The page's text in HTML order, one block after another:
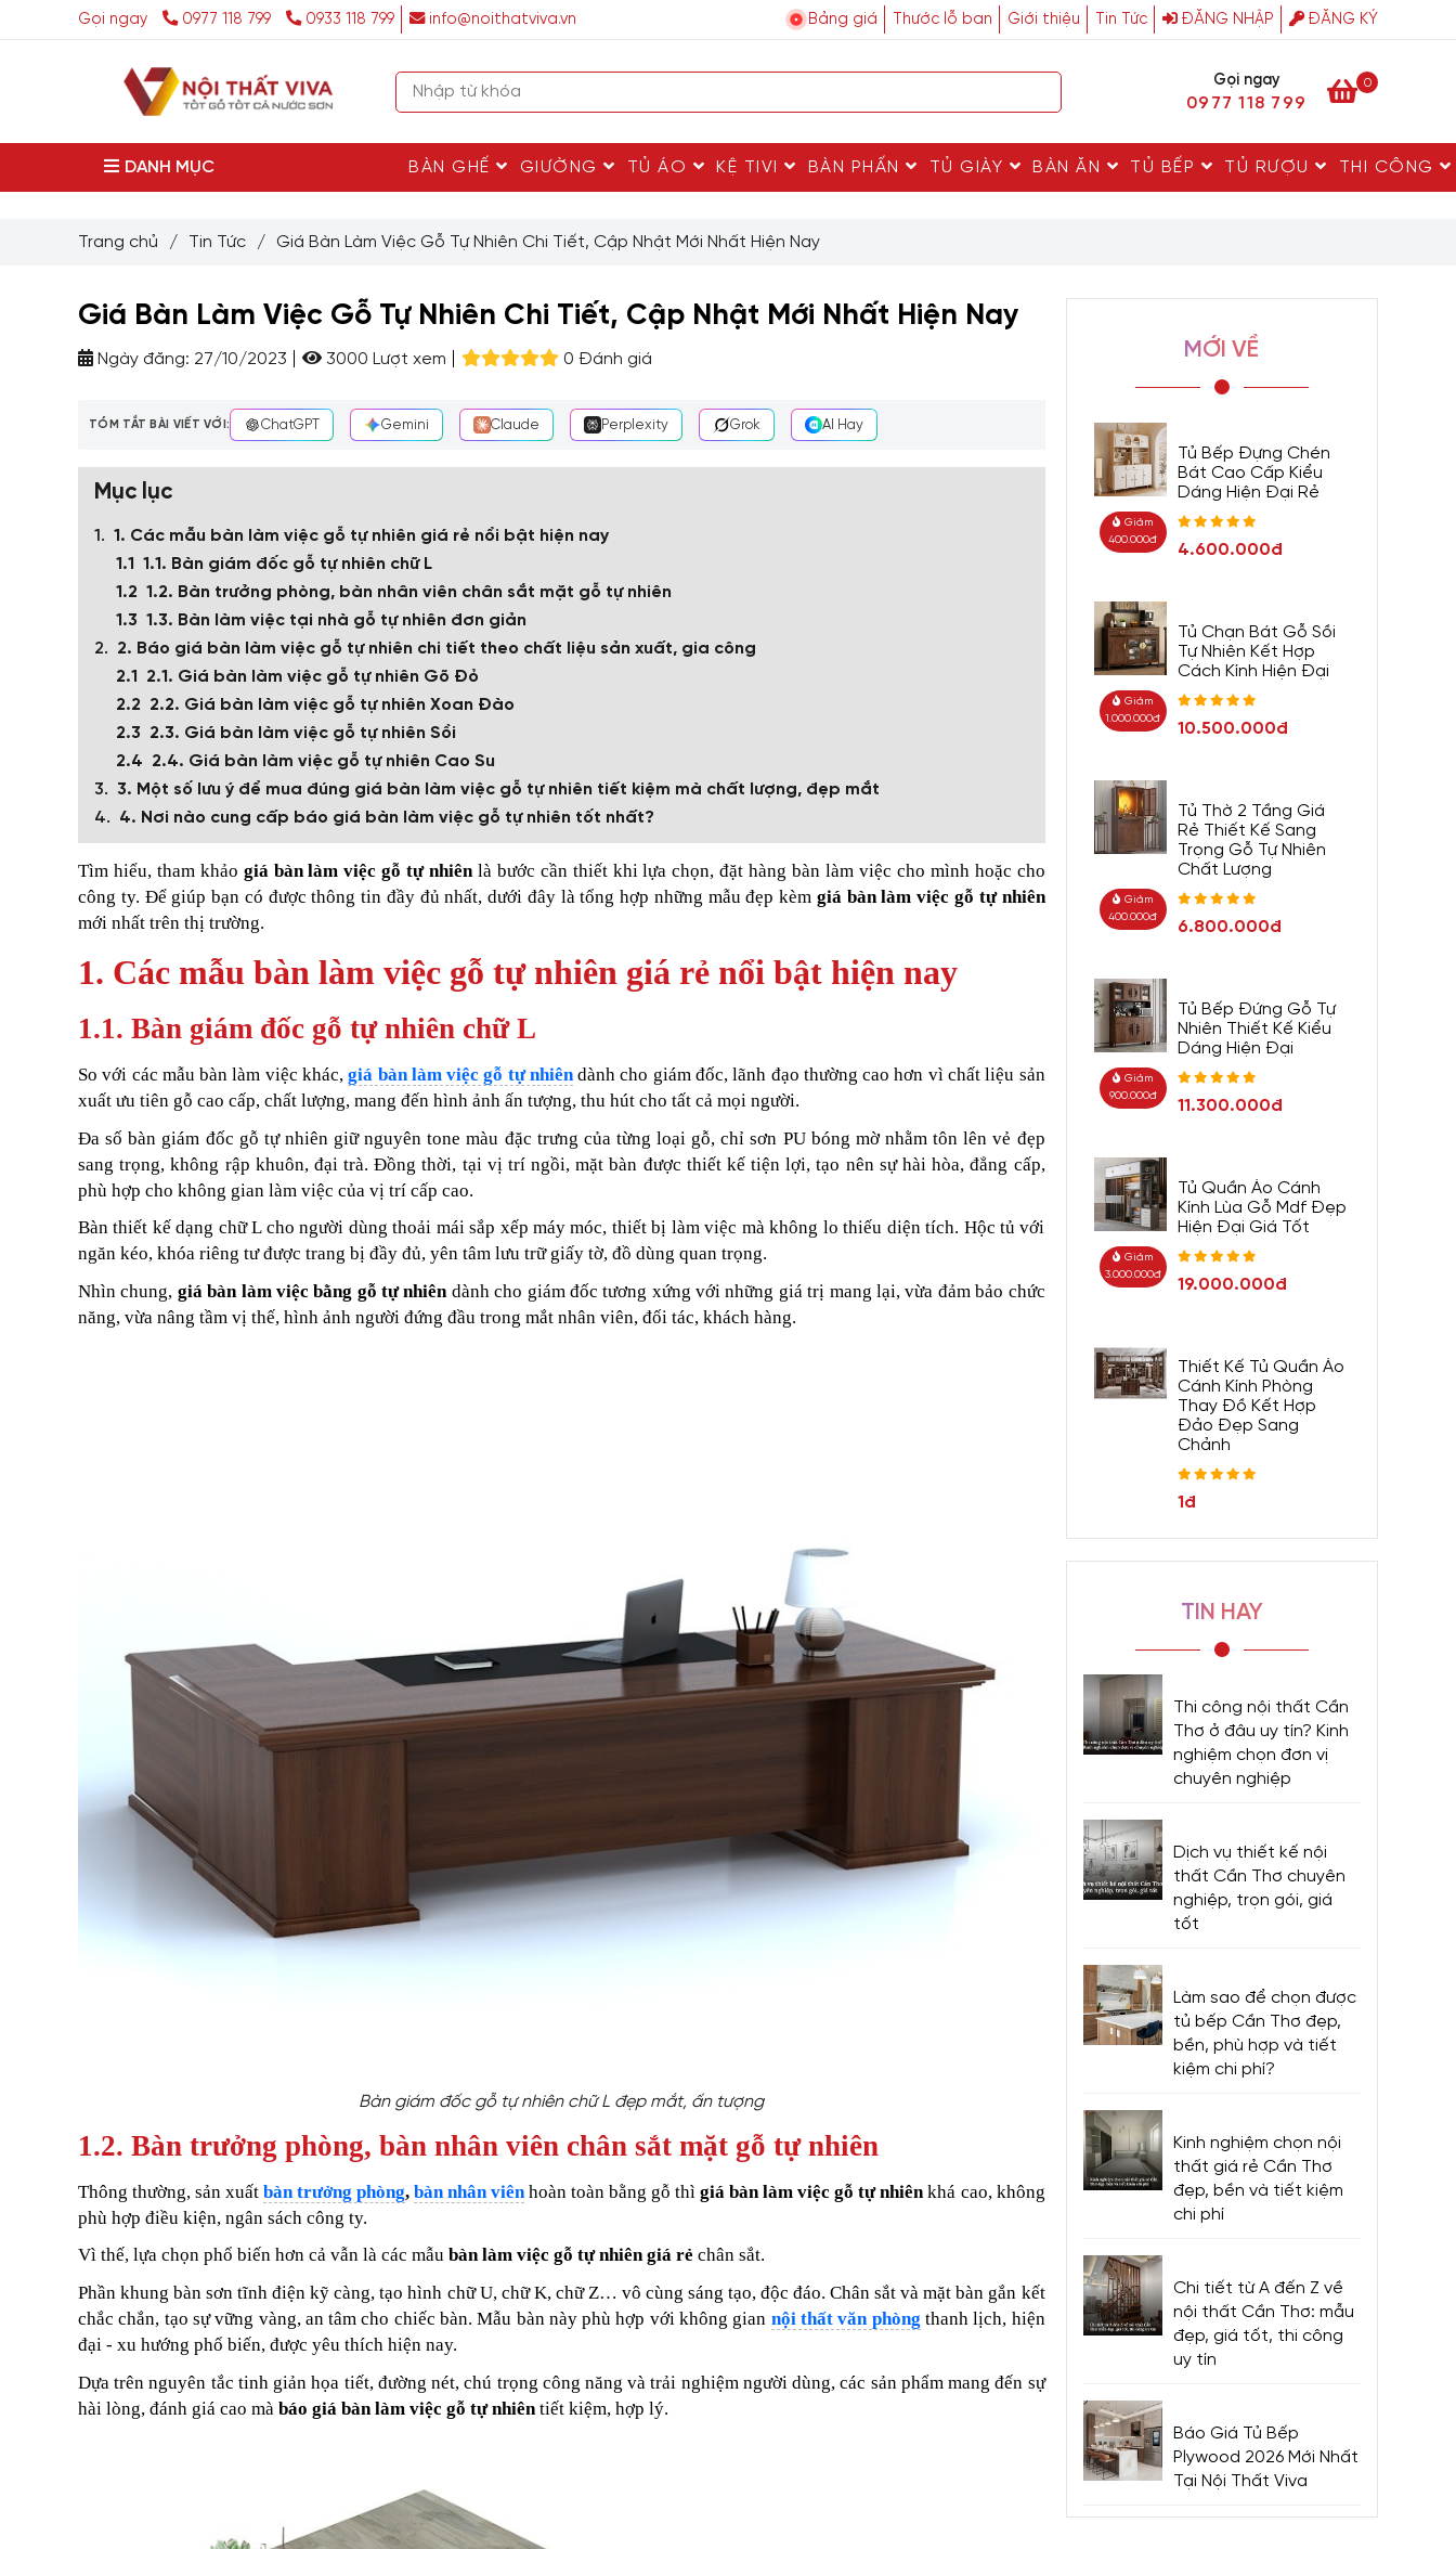
Gọi ngay 0977 118 799 0933 118 799 info@noithatviva.vn Bảng giá Thước lỗ ban Giới thiệu Tin Tức ĐĂNG NHẬP ĐĂNG KÝ
Gọi ngay
0977 118 799
0
DANH MỤC BÀN GHẾ GIƯỜNG TỦ ÁO KỆ TIVI BÀN PHẤN TỦ GIÀY BÀN ĂN TỦ BẾP TỦ RƯỢU THI CÔNG
Trang chủ / Tin Tức / Giá Bàn Làm Việc Gỗ Tự Nhiên Chi Tiết, Cập Nhật Mới Nhất Hiện Nay
Giá Bàn Làm Việc Gỗ Tự Nhiên Chi Tiết, Cập Nhật Mới Nhất Hiện Nay
Ngày đăng: 27/10/2023 3000 Lượt xem 0 Đánh giá
TÓM TẮT BÀI VIẾT VỚI: ChatGPT Gemini Claude Perplexity Grok AI Hay
Mục lục
1. Các mẫu bàn làm việc gỗ tự nhiên giá rẻ nổi bật hiện nay
1.1. Bàn giám đốc gỗ tự nhiên chữ L
1.2. Bàn trưởng phòng, bàn nhân viên chân sắt mặt gỗ tự nhiên
1.3. Bàn làm việc tại nhà gỗ tự nhiên đơn giản
2. Báo giá bàn làm việc gỗ tự nhiên chi tiết theo chất liệu sản xuất, gia công
2.1. Giá bàn làm việc gỗ tự nhiên Gõ Đỏ
2.2. Giá bàn làm việc gỗ tự nhiên Xoan Đào
2.3. Giá bàn làm việc gỗ tự nhiên Sồi
2.4. Giá bàn làm việc gỗ tự nhiên Cao Su
3. Một số lưu ý để mua đúng giá bàn làm việc gỗ tự nhiên tiết kiệm mà chất lượng, đẹp mắt
4. Nơi nào cung cấp báo giá bàn làm việc gỗ tự nhiên tốt nhất?
Tìm hiểu, tham khảo giá bàn làm việc gỗ tự nhiên là bước cần thiết khi lựa chọn, đặt hàng bàn làm việc cho mình hoặc cho
công ty. Để giúp bạn có được thông tin đầy đủ nhất, dưới đây là tổng hợp những mẫu đẹp kèm giá bàn làm việc gỗ tự nhiên
mới nhất trên thị trường.
1. Các mẫu bàn làm việc gỗ tự nhiên giá rẻ nổi bật hiện nay
1.1. Bàn giám đốc gỗ tự nhiên chữ L
So với các mẫu bàn làm việc khác, giá bàn làm việc gỗ tự nhiêndành cho giám đốc, lãnh đạo thường cao hơn vì chất liệu sản
xuất ưu tiên gỗ cao cấp, chất lượng, mang đến hình ảnh ấn tượng, thu hút cho tất cả mọi người.
Đa số bàn giám đốc gỗ tự nhiên giữ nguyên tone màu đặc trưng của từng loại gỗ, chỉ sơn PU bóng mờ nhằm tôn lên vẻ đẹp
sang trọng, không rập khuôn, đại trà. Đồng thời, tại vị trí ngồi, mặt bàn được thiết kế tiện lợi, tạo nên sự hài hòa, đẳng cấp,
phù hợp cho không gian làm việc của vị trí cấp cao.
Bàn thiết kế dạng chữ L cho người dùng thoải mái sắp xếp máy móc, thiết bị làm việc mà không lo thiếu diện tích. Hộc tủ với
ngăn kéo, khóa riêng tư được trang bị đầy đủ, yên tâm lưu trữ giấy tờ, đồ dùng quan trọng.
Nhìn chung, giá bàn làm việc bằng gỗ tự nhiêndành cho giám đốc tương xứng với những giá trị mang lại, vừa đảm bảo chức
năng, vừa nâng tầm vị thế, hình ảnh người đứng đầu trong mắt nhân viên, đối tác, khách hàng.
Bàn giám đốc gỗ tự nhiên chữ L đẹp mắt, ấn tượng
1.2. Bàn trưởng phòng, bàn nhân viên chân sắt mặt gỗ tự nhiên
Thông thường, sản xuấtbàn trưởng phòng,bàn nhân viên hoàn toàn bằng gỗ thìgiá bàn làm việc gỗ tự nhiên khá cao, không
phù hợp điều kiện, ngân sách công ty.
Vì thế, lựa chọn phổ biến hơn cả vẫn là các mẫu bàn làm việc gỗ tự nhiên giá rẻ chân sắt.
Phần khung bàn sơn tĩnh điện kỹ càng, tạo hình chữ U, chữ K, chữ Z… vô cùng sáng tạo, độc đáo. Chân sắt và mặt bàn gắn kết
chắc chắn, tạo sự vững vàng, an tâm cho chiếc bàn. Mẫu bàn này phù hợp với không gian nội thất văn phòng thanh lịch, hiện
đại - xu hướng phổ biến, được yêu thích hiện nay.
Dựa trên nguyên tắc tinh giản họa tiết, đường nét, chú trọng công năng và trải nghiệm người dùng, các sản phẩm mang đến sự
hài lòng, đánh giá cao mà báo giá bàn làm việc gỗ tự nhiên tiết kiệm, hợp lý.
MỚI VỀ
Giảm
400.000đ
Tủ Bếp Đựng Chén
Bát Cao Cấp Kiểu
Dáng Hiện Đại Rẻ
4.600.000đ
Giảm
1.000.000đ
Tủ Chạn Bát Gỗ Sồi
Tự Nhiên Kết Hợp
Cách Kính Hiện Đại
10.500.000đ
Giảm
400.000đ
Tủ Thờ 2 Tầng Giá
Rẻ Thiết Kế Sang
Trọng Gỗ Tự Nhiên
Chất Lượng
6.800.000đ
Giảm
900.000đ
Tủ Bếp Đứng Gỗ Tự
Nhiên Thiết Kế Kiểu
Dáng Hiện Đại
11.300.000đ
Giảm
3.000.000đ
Tủ Quần Áo Cánh
Kính Lùa Gỗ Mdf Đẹp
Hiện Đại Giá Tốt
19.000.000đ
Thiết Kế Tủ Quần Áo
Cánh Kính Phòng
Thay Đồ Kết Hợp
Đảo Đẹp Sang
Chảnh
1đ
TIN HAY
Thi công nội thất Cần
Thơ ở đâu uy tín? Kinh
nghiệm chọn đơn vị
chuyên nghiệp
Dịch vụ thiết kế nội
thất Cần Thơ chuyên
nghiệp, trọn gói, giá
tốt
Làm sao để chọn được
tủ bếp Cần Thơ đẹp,
bền, phù hợp và tiết
kiệm chi phí?
Kinh nghiệm chọn nội
thất giá rẻ Cần Thơ
đẹp, bền và tiết kiệm
chi phí
Chi tiết từ A đến Z về
nội thất Cần Thơ: mẫu
đẹp, giá tốt, thi công
uy tín
Báo Giá Tủ Bếp
Plywood 2026 Mới Nhất
Tại Nội Thất Viva